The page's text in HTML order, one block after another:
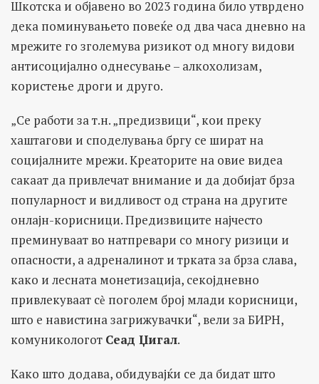
Шкотска и објавено во 2023 година било утврдено
дека поминувањето повеќе од два часа дневно на
мрежите го зголемува ризикот од многу видови
антисоцијално однесување – алкохолизам,
користење дроги и друго.
„Се работи за т.н. „предизвици“, кои преку
хаштагови и споделувања бргу се шират на
социјалните мрежи. Креаторите на овие видеа
сакаат да привлечат внимание и да добијат брза
популарност и видливост од страна на другите
онлајн-корисници. Предизвиците најчесто
преминуваат во натпревари со многу ризици и
опасности, а адреналинот и трката за брза слава,
како и лесната монетизација, секојдневно
привлекуваат сѐ поголем број млади корисници,
што е навистина загрижувачки“, вели за БИРН,
комуникологот Сеад Џигал.
Како што додава, обидувајќи се да бидат што